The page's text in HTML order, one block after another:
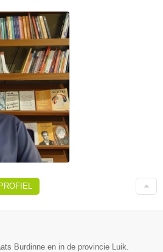
Burdinne en in de provincie Luik.